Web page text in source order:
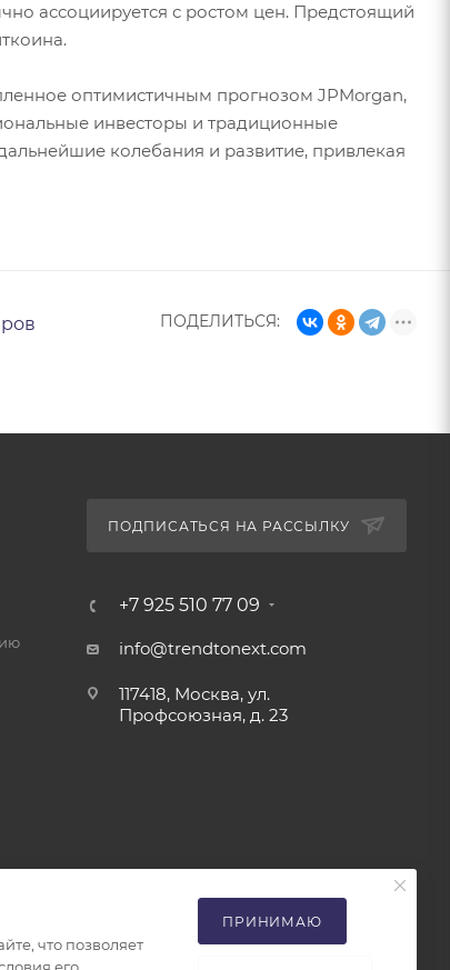
ассоциируется с ростом цен. Предстоящий
оптимистичным прогнозом JPMorgan,
инвесторы и традиционные
колебания и развитие, привлекая
ПОДЕЛИТЬСЯ:
ПОДПИСАТЬСЯ НА РАССЫЛКУ
+7 925 510 77 09
info@trendtonext.com
117418, Москва, ул.
Профсоюзная, д. 23
что позволяет
его
ПРИНИМАЮ